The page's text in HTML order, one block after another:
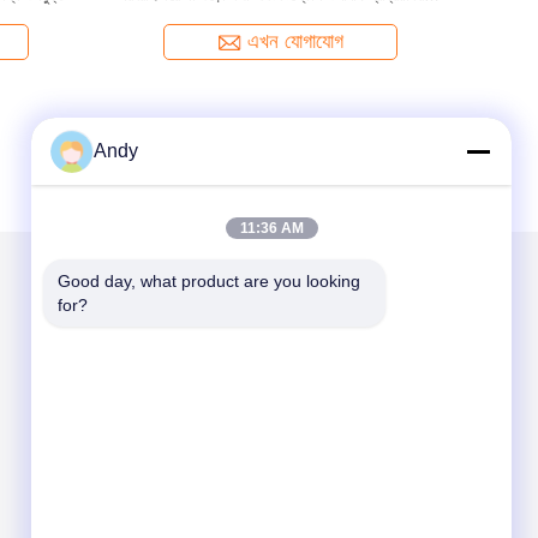
এখন যোগাযোগ
আমাদের মেইল ​​করুন
Andy
11:36 AM
Good day, what product are you looking
for?